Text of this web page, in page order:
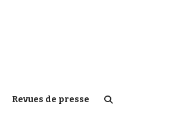
Revues de presse